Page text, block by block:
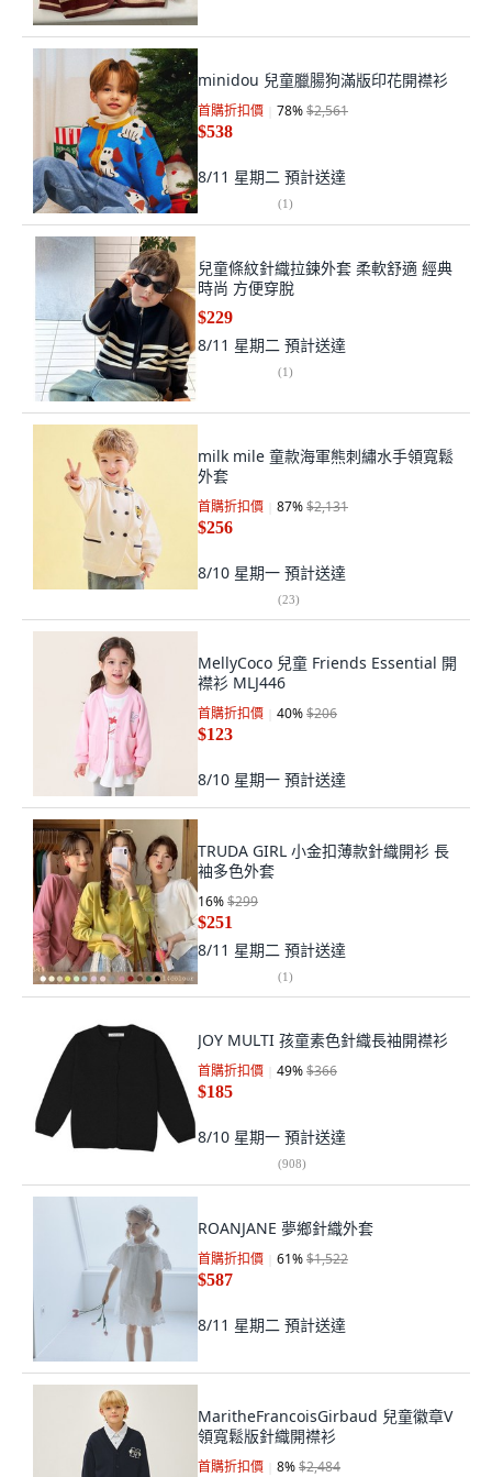
minidou 兒童臘腸狗滿版印花開襟衫
首購折扣價 78%$2,561
$538
8/11 星期二 預計送達
(1)
兒童條紋針織拉鍊外套 柔軟舒適 經典
時尚 方便穿脫
$229
8/11 星期二 預計送達
(1)
milk mile 童款海軍熊刺繡水手領寬鬆
外套
首購折扣價 87%$2,131
$256
8/10 星期一 預計送達
(23)
MellyCoco 兒童 Friends Essential 開
襟衫 MLJ446
首購折扣價 40%$206
$123
8/10 星期一 預計送達
TRUDA GIRL 小金扣薄款針織開衫 長
袖多色外套
16%$299
$251
8/11 星期二 預計送達
(1)
JOY MULTI 孩童素色針織長袖開襟衫
首購折扣價 49%$366
$185
8/10 星期一 預計送達
(908)
ROANJANE 夢鄉針織外套
首購折扣價 61%$1,522
$587
8/11 星期二 預計送達
MaritheFrancoisGirbaud 兒童徽章V
領寬鬆版針織開襟衫
首購折扣價 8%$2,484